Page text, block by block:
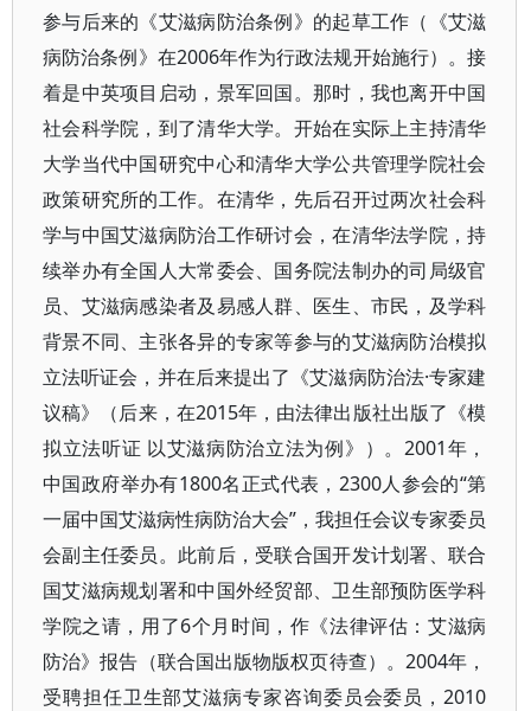
参与后来的《艾滋病防治条例》的起草工作（《艾滋
病防治条例》在2006年作为行政法规开始施行）。接
着是中英项目启动，景军回国。那时，我也离开中国
社会科学院，到了清华大学。开始在实际上主持清华
大学当代中国研究中心和清华大学公共管理学院社会
政策研究所的工作。在清华，先后召开过两次社会科
学与中国艾滋病防治工作研讨会，在清华法学院，持
续举办有全国人大常委会、国务院法制办的司局级官
员、艾滋病感染者及易感人群、医生、市民，及学科
背景不同、主张各异的专家等参与的艾滋病防治模拟
立法听证会，并在后来提出了《艾滋病防治法·专家建
议稿》（后来，在2015年，由法律出版社出版了《模
拟立法听证 以艾滋病防治立法为例》）。2001年，
中国政府举办有1800名正式代表，2300人参会的“第
一届中国艾滋病性病防治大会”，我担任会议专家委员
会副主任委员。此前后，受联合国开发计划署、联合
国艾滋病规划署和中国外经贸部、卫生部预防医学科
学院之请，用了6个月时间，作《法律评估：艾滋病
防治》报告（联合国出版物版权页待查）。2004年，
受聘担任卫生部艾滋病专家咨询委员会委员，2010